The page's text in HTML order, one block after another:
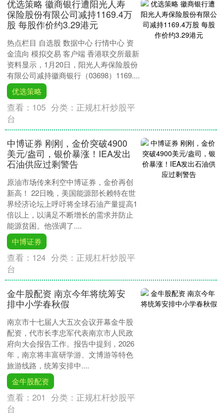
优选策略 徽商银行遭阳光人寿
保险股份有限公司减持1169.4万
股 每股作价约3.29港元
热点栏目 自选股 数据中心 行情中心 资
金流向 模拟交易 客户端 香港联交所最新
资料显示，1月20日，阳光人寿保险股份
有限公司减持徽商银行（03698）1169....
优选策略
查看： 105 分类： 正规杠杆炒股平
台
中博证券 刚刚，金价突破4900
美元/盎司，银价暴涨！IEA发出
石油供应过剩警告
原油市场传来利空中博证券，金价再创
新高！ 22日晚，美国能源部长赖特在世
界经济论坛上呼吁将全球石油产量提高1
倍以上，以满足不断增长的需求并防止
能源贫困。他强调了....
中博证券
查看： 124 分类： 正规杠杆炒股平
台
金牛股配资 南京今年将统筹安
排中小学春秋假
南京市十七届人大五次会议开幕金牛股
配资，代市长李忠军代表南京市人民政
府向大会报告工作。报告中提到，2026
年，南京将丰富研学游、文博游等特色
旅游线路，统筹安排中....
金牛股配资
查看：201 分类： 正规杠杆炒股平
台